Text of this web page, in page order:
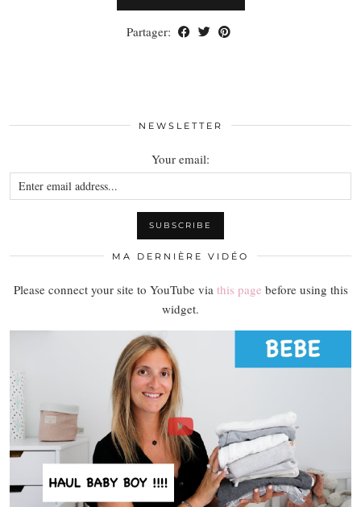
Partager:
NEWSLETTER
Your email:
MA DERNIÈRE VIDÉO
Please connect your site to YouTube via this page before using this
widget.